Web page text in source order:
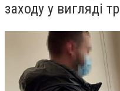
заходу у вигляді